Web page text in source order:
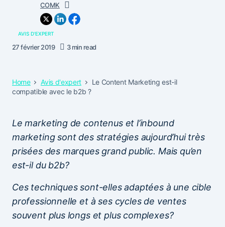
COMK
AVIS D'EXPERT
27 février 2019 3 min read
Home Avis d'expert
Le Content Marketing est-il
compatible avec le b2b ?
Le marketing de contenus et l’inbound
marketing sont des stratégies aujourd’hui très
prisées des marques grand public. Mais qu’en
est-il du b2b?
Ces techniques sont-elles adaptées à une cible
professionnelle et à ses cycles de ventes
souvent plus longs et plus complexes?